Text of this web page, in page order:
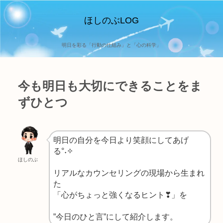
ほしのぶLOG
明日を彩る「行動の仕組み」と「心の科学」
今も明日も大切にできることをま
ずひとつ
ほしのぶ
明日の自分を今日より笑顔にしてあげ
る°˖✧
リアルなカウンセリングの現場から生まれ
た
「心がちょっと強くなるヒント❣」を
”今日のひと言”にして紹介します。